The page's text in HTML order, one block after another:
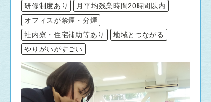
研修制度あり
月平均残業時間20時間以内
オフィスが禁煙・分煙
社内寮・住宅補助等あり
地域とつながる
やりがいがすごい